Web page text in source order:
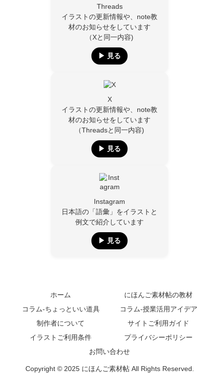
Threads
イラストの更新情報や、note教
材のお知らせをしています
（Xと同一内容)
▶︎ 見る
X
イラストの更新情報や、note教
材のお知らせをしています
（Threadsと同一内容)
▶︎ 見る
Instagram
日本語の「語彙」をイラストと
例文で紹介しています
▶︎ 見る
ホーム
にほんご素材帖の教材
コラム-ちょっといい道具
コラム-授業活用アイデア
制作者について
サイトご利用ガイド
イラストご利用条件
プライバシーポリシー
お問い合わせ
Copyright © 2025 にほんご素材帖 All Rights Reserved.